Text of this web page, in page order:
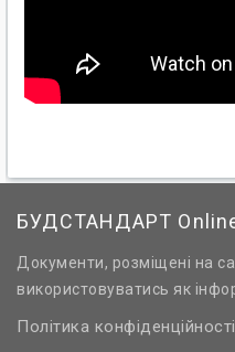
БУДСТАНДАРТ
Документи, розміщені на
використовуватись як
Політика конфіденційності